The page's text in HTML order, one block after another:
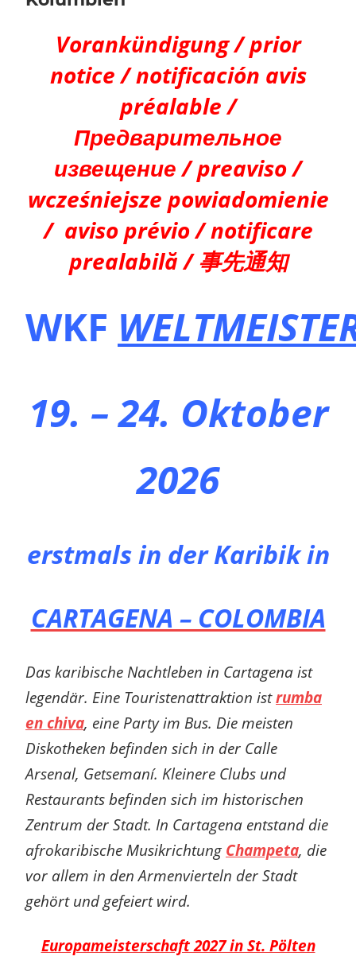
Vorankündigung / prior
notice / notificación avis
préalable /
Предварительное
извещение / preaviso /
wcześniejsze powiadomienie
/ aviso prévio / notificare
prealabilă / 事先通知
WKF
19. – 24. Oktober
2026
erstmals in der Karibikin
CARTAGENA – COLOMBIA
Das karibische Nachtleben in Cartagena ist
legendär. Eine Touristenattraktion istrumba
en chiva, eine Party im Bus. Die meisten
Diskotheken befinden sich in der Calle
Arsenal, Getsemaní. Kleinere Clubs und
Restaurants befinden sich im historischen
Zentrum der Stadt. In Cartagena entstand die
afrokaribische Musikrichtung Champeta, die
vor allem in den Armenvierteln der Stadt
gehört und gefeiert wird.
Europameisterschaft 2027 in St. Pölten